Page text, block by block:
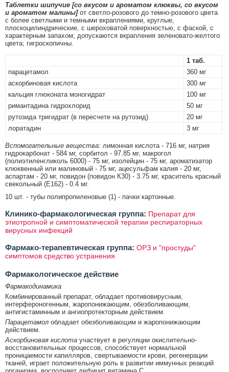
Таблетки шипучие [со вкусом и ароматом клюквы, со вкусом
и ароматом малины]от светло-розового до темно-розового цвета
с более светлыми и темными вкраплениями, круглые,
плоскоцилиндрические, с шероховатой поверхностью, с фаской, с
характерным запахом; допускаются вкрапления зеленовато-желтого
цвета; гигроскопичны.
1 таб.
парацетамол
360 мг
аскорбиновая кислота
300 мг
кальция глюконата моногидрат
100 мг
римантадина гидрохлорид
50 мг
рутозида тригидрат (в пересчете на рутозид)
20 мг
лоратадин
3 мг
Вспомогательные вещества: лимонная кислота - 716 мг, натрия
гидрокарбонат - 584 мг, сорбитол - 97.85 мг, макрогол
(полиэтиленгликоль 6000) - 75 мг, изолейцин - 75 мг, ароматизатор
клюквенный или малиновый - 75 мг, ацесульфам калия - 20 мг,
аспартам - 20 мг, повидон (повидон К30) - 3.75 мг, краситель красный
свекольный (Е162) - 0.4 мг.
10 шт. - тубы полипропиленовые (1) - пачки картонные.
Клинико-фармакологическая группа: Препарат для
этиотропной и симптоматической терапии респираторных
вирусных инфекций
Фармако-терапевтическая группа: ОРЗ и "простуды"
симптомов средство устранения
Фармакологическое действие
Фармакодинамика
Комбинированный препарат, обладает противовирусным,
интерфероногенным, жаропонижающим, обезболивающим,
антигистаминным и ангиопротекторным действием.
Парацетамол обладает обезболивающим и жаропонижающим
действием.
Аскорбиновая кислота участвует в регуляции окислительно-
восстановительных процессов, способствует нормальной
проницаемости капилляров, свертываемости крови, регенерации
тканей, играет положительную роль в развитии иммунных реакций